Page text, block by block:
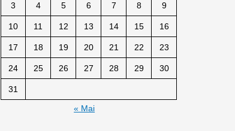
3 4 5 6 7 8 9
10 11 12 13 14 15 16
17 18 19 20 21 22 23
24 25 26 27 28 29 30
31
« Mai